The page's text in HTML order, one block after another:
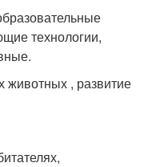
технологии,
животных , развитие